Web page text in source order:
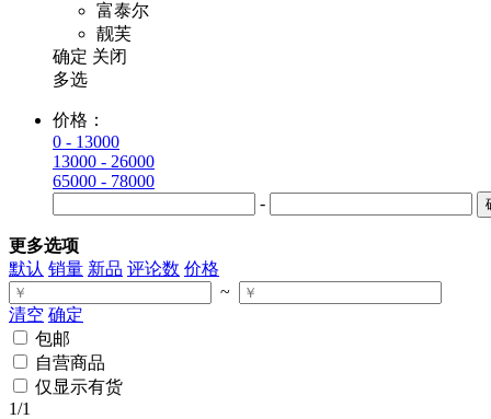
富泰尔
靓芙
确定 关闭
多选
价格：
0 - 13000
13000 - 26000
65000 - 78000
-
更多选项
默认 销量 新品 评论数 价格
~
清空 确定
包邮
自营商品
仅显示有货
1/1